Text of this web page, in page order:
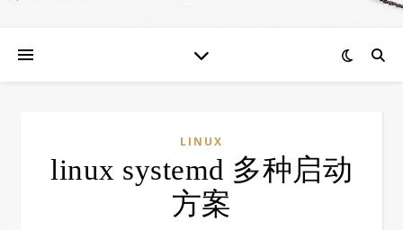
LINUX
linux systemd 多种启动
方案